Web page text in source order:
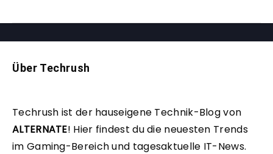
Über Techrush
Techrush ist der hauseigene Technik-Blog von
ALTERNATE! Hier findest du die neuesten Trends
im Gaming-Bereich und tagesaktuelle IT-News.